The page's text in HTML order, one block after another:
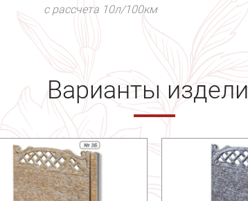
с рассчета 10л/100км
Варианты